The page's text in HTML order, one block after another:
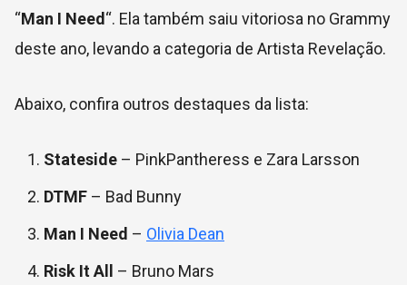
“Man I Need“. Ela também saiu vitoriosa no Grammy
deste ano, levando a categoria de Artista Revelação.
Abaixo, confira outros destaques da lista:
Stateside – PinkPantheress e Zara Larsson
DTMF – Bad Bunny
Man I Need – Olivia Dean
Risk It All
– Bruno Mars